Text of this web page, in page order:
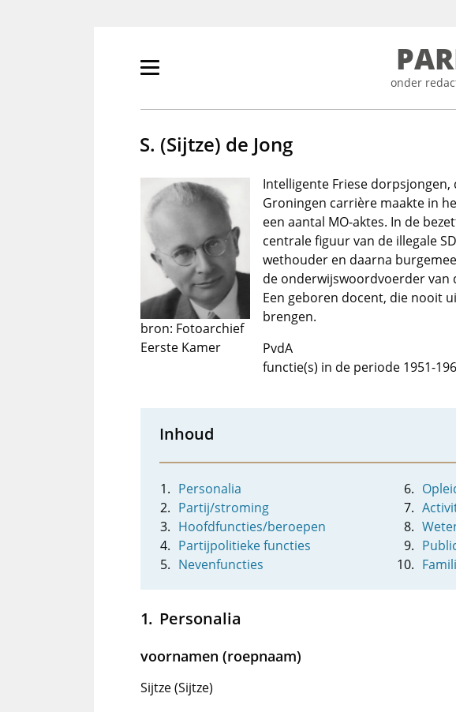
Primair
tonen/verbergen
onder
S. (Sijtze) de Jong
bron: Fotoarchief
Eerste Kamer
Intelligente Friese
Groningen carrière maakte in
een aantal MO-aktes. In de
centrale figuur van de illegale
wethouder en daarna
de onderwijswoordvoerder van
Een geboren docent, die nooit
brengen.
PvdA
functie(s) in de periode 1951-
Inhoud
Personalia
Partij/stroming
Hoofdfuncties/beroepen
Partijpolitieke functies
Nevenfuncties
Personalia
voornamen (roepnaam)
Sijtze (Sijtze)